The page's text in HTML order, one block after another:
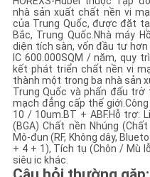
nhà sản xuất chất nền vi
của Trung Quốc, được đặt
Bắc, Trung Quốc.Nhà máy
diện tích sàn, vốn đầu tư hơn
IC 600.000SQM / năm, quy
kết phát triển chất nền vi
thành một trong ba nhà sản
Trung Quốc và phấn đấu
mạch đẳng cấp thế
10 / 10um.BT + ABF.Hỗ trợ:
(BGA) Chất nền Nhúng
Mô-đun (RF, Không dây,
+ 4 + 1), Tích tụ (Chôn / Mù
siêu ic khác.